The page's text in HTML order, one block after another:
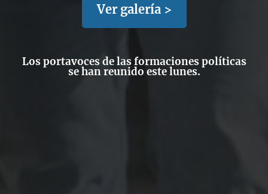
Ver galería >
Los portavoces de las formaciones políticas
se han reunido este lunes.